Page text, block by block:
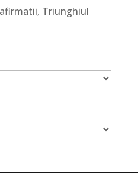
afirmatii, Triunghiul